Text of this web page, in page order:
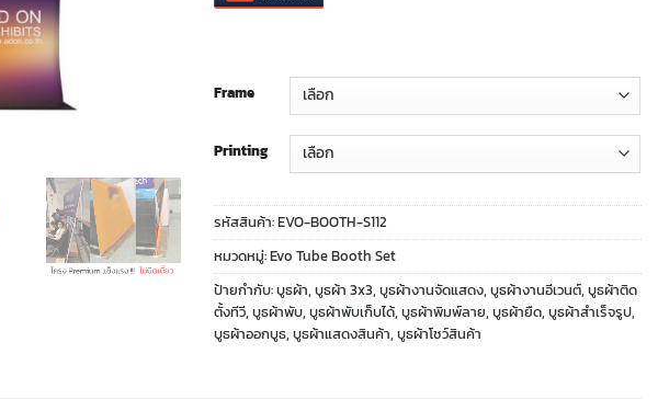
Frame
Printing
รหัสสินค้า:EVO-BOOTH-S112
หมวดหมู่:Evo Tube Booth Set
ป้ายกำกับ:บูธผ้า,บูธผ้า 3x3,บูธผ้างานจัดแสดง,บูธผ้างานอีเวนต์,บูธผ้าติด
ตั้งทีวี,บูธผ้าพับ,บูธผ้าพับเก็บได้,บูธผ้าพิมพ์ลาย,บูธผ้ายืด,บูธผ้าสำเร็จรูป,
บูธผ้าออกบูธ,บูธผ้าแสดงสินค้า,บูธผ้าโชว์สินค้า